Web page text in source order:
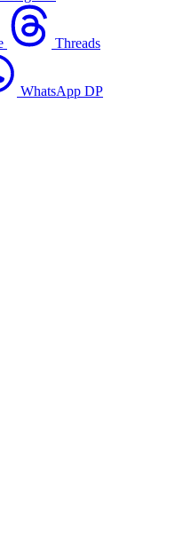
Threads
WhatsApp DP